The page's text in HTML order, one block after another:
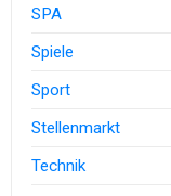
SPA
Spiele
Sport
Stellenmarkt
Technik